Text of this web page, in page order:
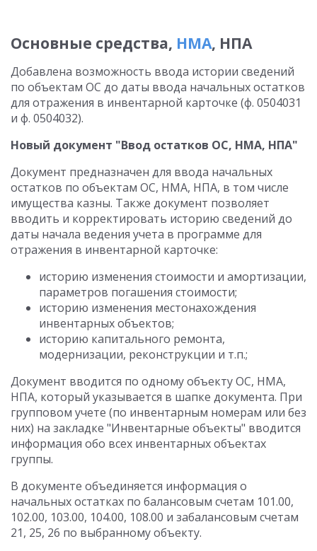
Основные средства, НМА, НПА
Добавлена возможность ввода истории сведений
по объектам ОС до даты ввода начальных остатков
для отражения в инвентарной карточке (ф. 0504031
и ф. 0504032).
Новый документ "Ввод остатков ОС, НМА, НПА"
Документ предназначен для ввода начальных
остатков по объектам ОС, НМА, НПА, в том числе
имущества казны. Также документ позволяет
вводить и корректировать историю сведений до
даты начала ведения учета в программе для
отражения в инвентарной карточке:
историю изменения стоимости и амортизации,
параметров погашения стоимости;
историю изменения местонахождения
инвентарных объектов;
историю капитального ремонта,
модернизации, реконструкции и т.п.;
Документ вводится по одному объекту ОС, НМА,
НПА, который указывается в шапке документа. При
групповом учете (по инвентарным номерам или без
них) на закладке "Инвентарные объекты" вводится
информация обо всех инвентарных объектах
группы.
В документе объединяется информация о
начальных остатках по балансовым счетам 101.00,
102.00, 103.00, 104.00, 108.00 и забалансовым счетам
21, 25, 26 по выбранному объекту.